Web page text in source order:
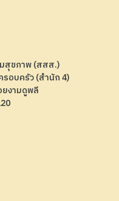
สุขภาพ (สสส.)
รอบครัว (สำนัก 4)
ยงามดูพลี